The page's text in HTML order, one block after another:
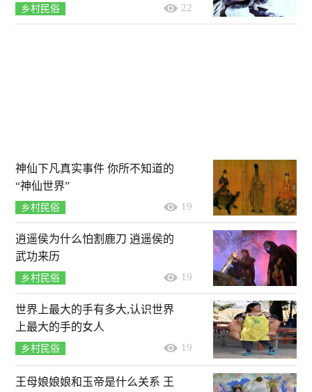
乡村民俗 22
神仙下凡真实事件 你所不知道的
“神仙世界”
乡村民俗 19
逍遥侯为什么怕割鹿刀 逍遥侯的
武功来历
乡村民俗 19
世界上最大的手有多大,认识世界
上最大的手的女人
乡村民俗 19
王母娘娘娘和玉帝是什么关系 王